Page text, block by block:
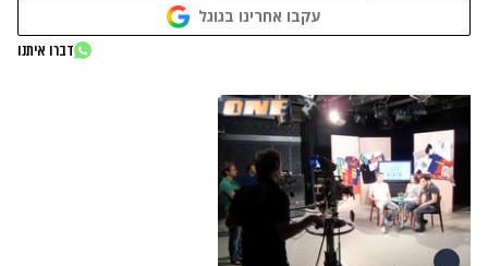
עקבו אחרינו בגוגל
דברו איתנו